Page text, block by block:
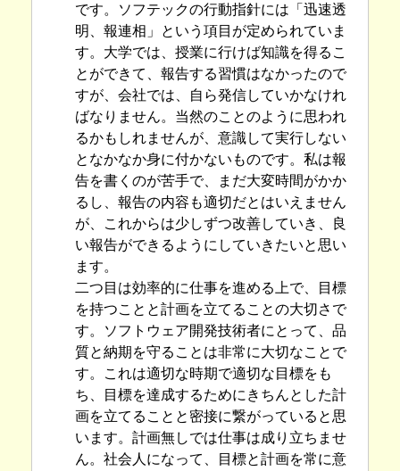
です。ソフテックの行動指針には「迅速透
明、報連相」という項目が定められていま
す。大学では、授業に行けば知識を得るこ
とができて、報告する習慣はなかったので
すが、会社では、自ら発信していかなけれ
ばなりません。当然のことのように思われ
るかもしれませんが、意識して実行しない
となかなか身に付かないものです。私は報
告を書くのが苦手で、まだ大変時間がかか
るし、報告の内容も適切だとはいえません
が、これからは少しずつ改善していき、良
い報告ができるようにしていきたいと思い
ます。
二つ目は効率的に仕事を進める上で、目標
を持つことと計画を立てることの大切さで
す。ソフトウェア開発技術者にとって、品
質と納期を守ることは非常に大切なことで
す。これは適切な時期で適切な目標をも
ち、目標を達成するためにきちんとした計
画を立てることと密接に繋がっていると思
います。計画無しでは仕事は成り立ちませ
ん。社会人になって、目標と計画を常に意